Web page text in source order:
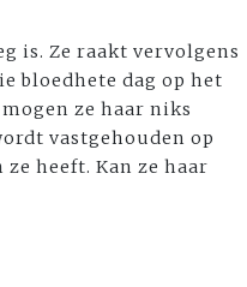
is. Ze raakt vervolgens
bloedhete dag op het
ze haar niks
vastgehouden op
heeft. Kan ze haar